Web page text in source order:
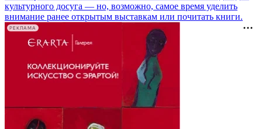
культурного досуга — но, возможно, самое время уделить
внимание ранее открытым выставкам или почитать книги.
РЕКЛАМА